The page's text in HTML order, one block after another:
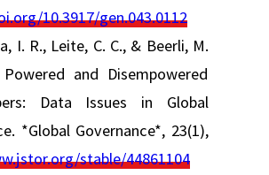
10.3917/gen.043.0112
I. R., Leite, C. C., & Beerli, M.
and Disempowered
Data Issues in Global
*Global Governance*, 23(1),
stable/44861104